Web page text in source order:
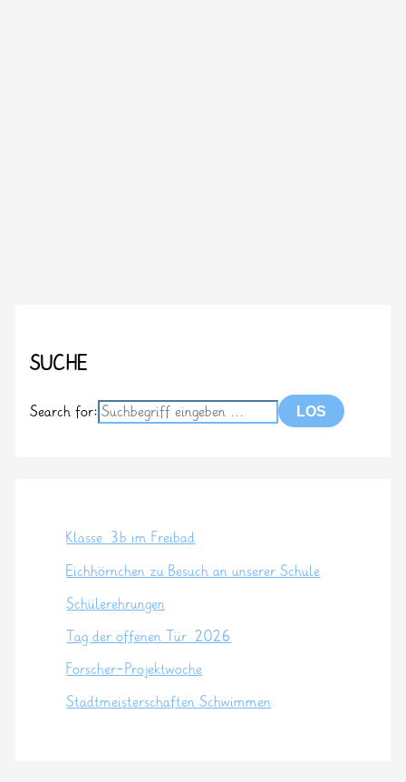
SUCHE
Search for:
Klasse 3b im Freibad
Eichhörnchen zu Besuch an unserer Schule
Schülerehrungen
Tag der offenen Tür 2026
Forscher-Projektwoche
Stadtmeisterschaften Schwimmen